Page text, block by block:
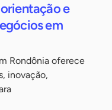
e
em
Rondônia oferece
inovação,